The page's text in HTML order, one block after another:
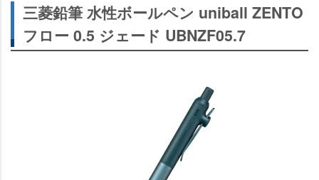
三菱鉛筆 水性ボールペン uniball ZENTO
フロー 0.5 ジェード UBNZF05.7